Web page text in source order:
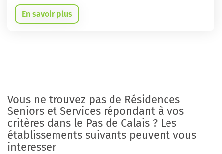
En savoir plus
Vous ne trouvez pas de Résidences
Seniors et Services répondant à vos
critères dans le Pas de Calais ? Les
établissements suivants peuvent vous
interesser